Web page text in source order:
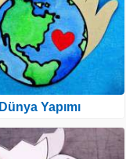
Dünya Yapımı